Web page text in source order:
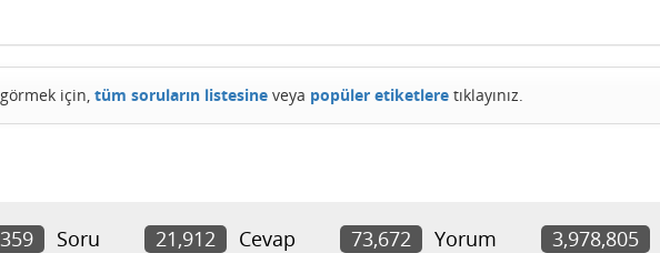
için, tüm soruların listesineveya popüler etiketleretıklayınız.
Soru 21,912 Cevap 73,672 Yorum 3,978,805